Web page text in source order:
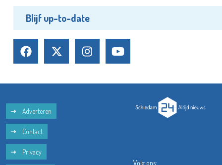
Blijf up-to-date
Adverteren
Contact
Privacy
Volg ons: